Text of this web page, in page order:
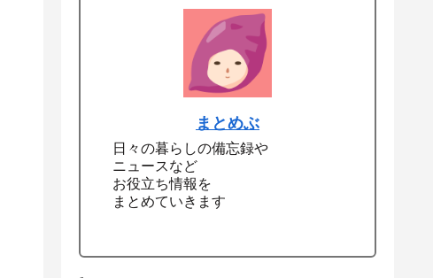
まとめぶ
日々の暮らしの備忘録や
ニュースなど
お役立ち情報を
まとめていきます